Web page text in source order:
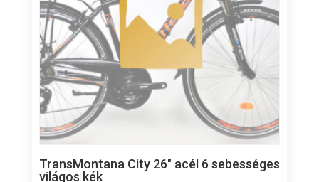
TransMontana City 26″ acél 6 sebességes
világos kék